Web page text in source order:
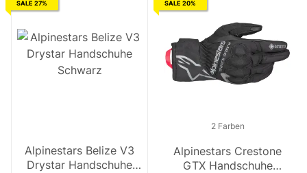
SALE 27%
Alpinestars Belize V3
Drystar Handschuhe
SALE 20%
2 Farben
Alpinestars Crestone
GTX Handschuhe